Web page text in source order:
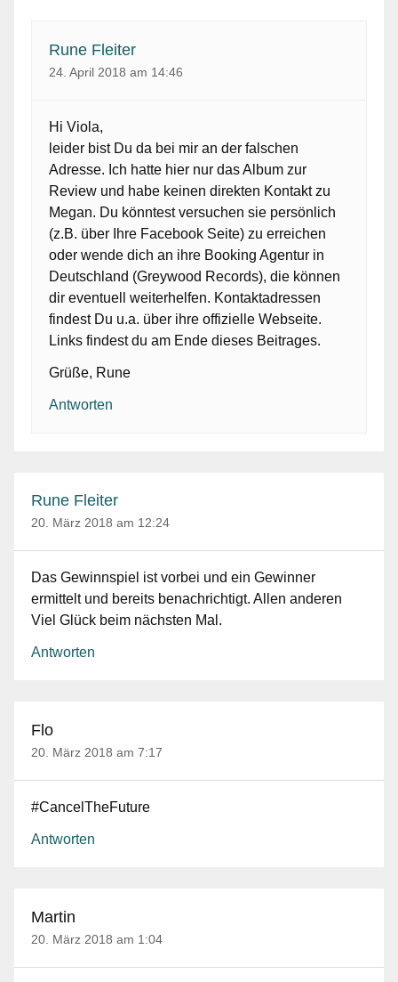
Rune Fleiter
24. April 2018 am 14:46
Hi Viola,
leider bist Du da bei mir an der falschen
Adresse. Ich hatte hier nur das Album zur
Review und habe keinen direkten Kontakt zu
Megan. Du könntest versuchen sie persönlich
(z.B. über Ihre Facebook Seite) zu erreichen
oder wende dich an ihre Booking Agentur in
Deutschland (Greywood Records), die können
dir eventuell weiterhelfen. Kontaktadressen
findest Du u.a. über ihre offizielle Webseite.
Links findest du am Ende dieses Beitrages.
Grüße, Rune
Antworten
Rune Fleiter
20. März 2018 am 12:24
Das Gewinnspiel ist vorbei und ein Gewinner
ermittelt und bereits benachrichtigt. Allen anderen
Viel Glück beim nächsten Mal.
Antworten
Flo
20. März 2018 am 7:17
#CancelTheFuture
Antworten
Martin
20. März 2018 am 1:04